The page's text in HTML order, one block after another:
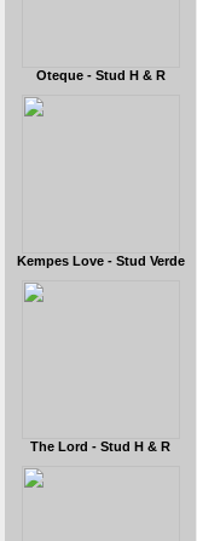
Oteque - Stud H & R
Kempes Love - Stud Verde
The Lord - Stud H & R